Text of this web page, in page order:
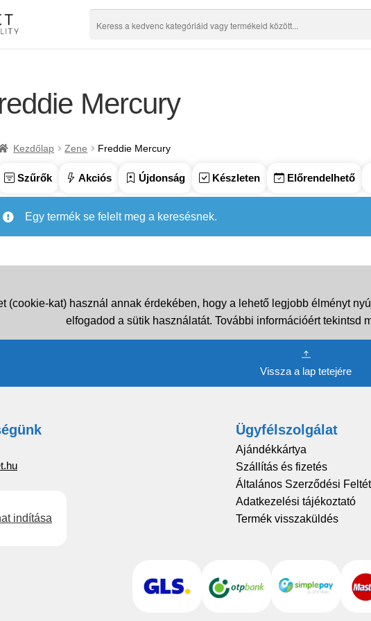
Mercury
Kezdőlap Zene Freddie Mercury
Szűrők Akciós Újdonság Készleten Előrendelhető
Egy termék se felelt meg a keresésnek.
(cookie-kat) használ annak érdekében, hogy a lehető legjobb élményt
elfogadod a sütik használatát. További információért tekintsd
Vissza a lap tetejére
indítása
Ügyfélszolgálat
Ajándékkártya
Szállítás és fizetés
Általános Szerződési
Adatkezelési tájékoztató
Termék visszaküldés